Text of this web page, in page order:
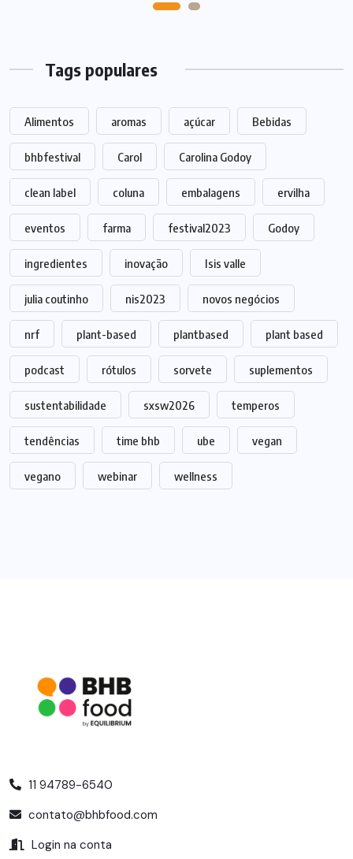
Tags populares
Alimentos aromas açúcar Bebidas
bhbfestival Carol Carolina Godoy
clean label coluna embalagens ervilha
eventos farma festival2023 Godoy
ingredientes inovação Isis valle
julia coutinho nis2023 novos negócios
nrf plant-based plantbased plant based
podcast rótulos sorvete suplementos
sustentabilidade sxsw2026 temperos
tendências time bhb ube vegan
vegano webinar wellness
11 94789-6540
contato@bhbfood.com
Login na conta